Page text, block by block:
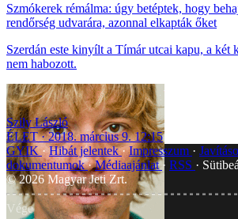
Szmókerek rémálma: úgy betéptek, hogy
rendőrség udvarára, azonnal elkapták őket
Szerdán este kinyílt a Tímár utcai kapu, a két
nem habozott.
Szily László
ÉLET
2018. március 9. 12:15
GYIK Hibát jelentek Impresszum
dokumentumok Médiaajánlat RSS
©2026Magyar Jeti Zrt.
Vége